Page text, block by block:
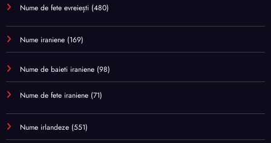
Nume de fete evreiești (480)
Nume iraniene (169)
Nume de baieti iraniene (98)
Nume de fete iraniene (71)
Nume irlandeze (551)